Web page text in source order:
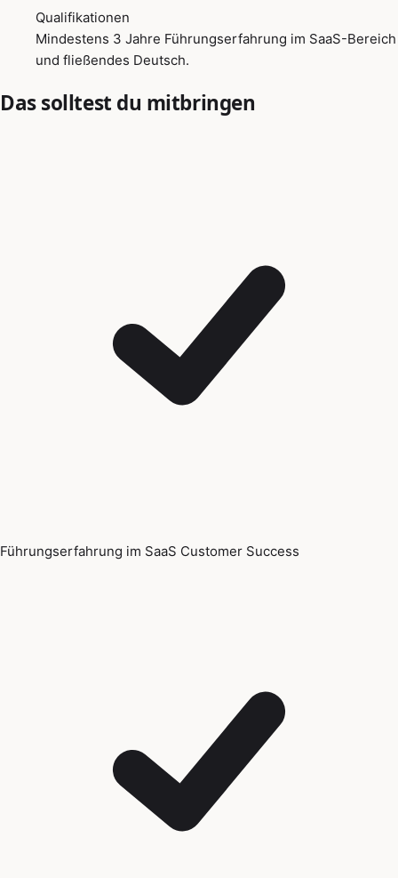
Qualifikationen
Mindestens 3 Jahre Führungserfahrung im SaaS-Bereich
und fließendes Deutsch.
Das solltest du mitbringen
Führungserfahrung im SaaS Customer Success